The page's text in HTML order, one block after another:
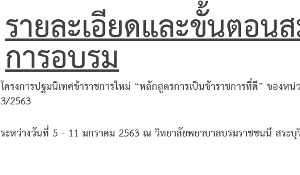
รายละเอียดและขั้นตอน
การอบรม
โครงการปฐมนิเทศข้าราชการใหม่ “หลักสูตรการเป็นข้าราชการที่ดี” ของห
3/2563
ระหว่างวันที่ 5 - 11 มกราคม 2563 ณ วิทยาลัยพยาบาลบรมราชชนนี สระบุ